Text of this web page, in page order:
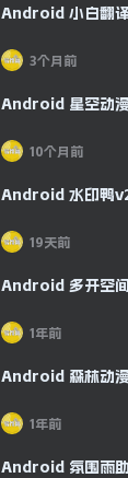
Android 小白翻
3个月前
Android 星空动
10个月前
Android 水印鸭
19天前
Android 多开空
1年前
Android 森林动
1年前
Android 氛围雨